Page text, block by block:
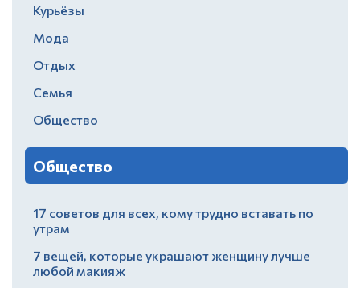
Курьёзы
Мода
Отдых
Семья
Общество
Общество
17 советов для всех, кому трудно вставать по
утрам
7 вещей, которые украшают женщину лучше
любой макияж